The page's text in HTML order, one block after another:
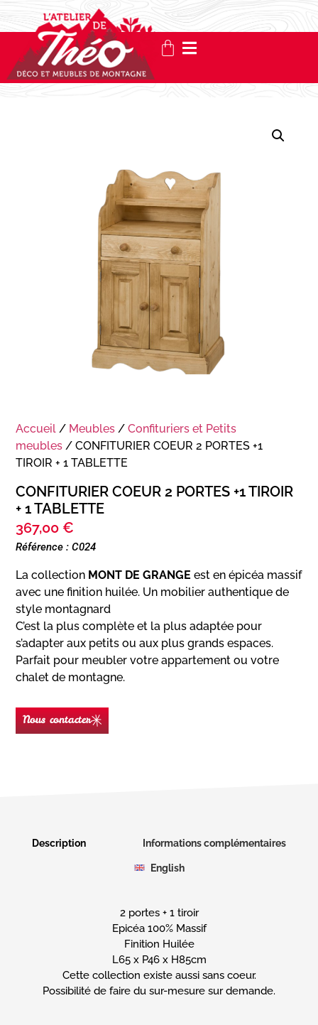
Accueil / Meubles /Confituriers et Petits
meubles / CONFITURIER COEUR 2 PORTES +1
TIROIR + 1 TABLETTE
CONFITURIER COEUR 2 PORTES +1 TIROIR
+ 1 TABLETTE
367,00 €
Référence : C024
La collection MONT DE GRANGE est en épicéa massif
avec une finition huilée. Un mobilier authentique de
style montagnard
C’est la plus complète et la plus adaptée pour
s’adapter aux petits ou aux plus grands espaces.
Parfait pour meubler votre appartement ou votre
chalet de montagne.
Nous contacter
Message
(Nécessaire)
Description Informations complémentaires
English
2 portes + 1 tiroir
Epicéa 100% Massif
Finition Huilée
L65 x P46 x H85cm
Cette collection existe aussi sans coeur.
Possibilité de faire du sur-mesure sur demande.